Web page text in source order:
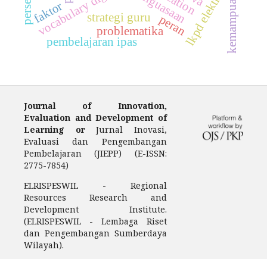
strategi guru
problematikaperan
pembelajaran ipas
faktor kemampuan
Journal of Innovation,
Evaluation and Development of
Learning orJurnal Inovasi,
Evaluasi dan Pengembangan
Pembelajaran (JIEPP) (E-ISSN:
2775-7854)
ELRISPESWIL - Regional
Resources Research and
Development Institute.
(ELRISPESWIL - Lembaga Riset
dan Pengembangan Sumberdaya
Wilayah).